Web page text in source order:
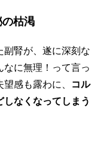
枯渇
副腎が、遂に深刻な
に無理！って言っ
感も露わに、 コル
なくなってしまう